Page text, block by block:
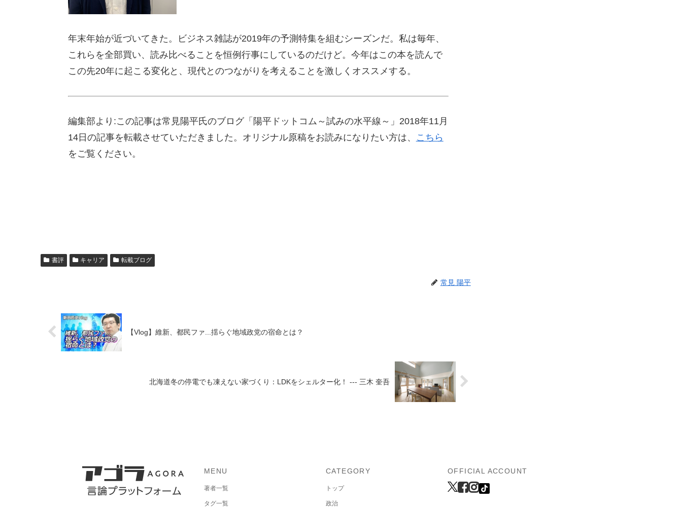
年末年始が近づいてきた。ビジネス雑誌が2019年の予測特集を組むシーズンだ。私は毎年、
これらを全部買い、読み比べることを恒例行事にしているのだけど。今年はこの本を読んで
この先20年に起こる変化と、現代とのつながりを考えることを激しくオススメする。
編集部より:この記事は常見陽平氏のブログ「陽平ドットコム～試みの水平線～」2018年11月
14日の記事を転載させていただきました。オリジナル原稿をお読みになりたい方は、
こちら
をご覧ください。
書評 キャリア 転載ブログ
常見 陽平
【Vlog】維新、都民ファ...揺らぐ地域政党の宿命とは？
北海道冬の停電でも凍えない家づくり：LDKをシェルター化！ --- 三木 奎吾
MENU
著者一覧
タグ一覧
CATEGORY
トップ
政治
OFFICIAL ACCOUNT